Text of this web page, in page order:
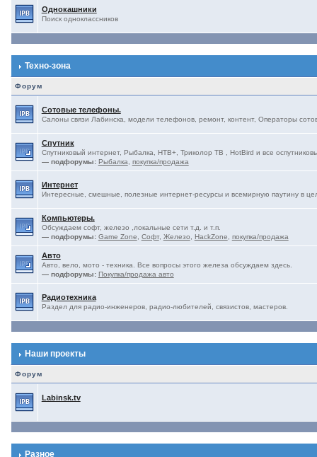
Однокашники
Поиск одноклассников
Техно-зона
Форум
Сотовые телефоны.
Салоны связи Лабинска, модели телефонов, ремонт, контент, Операторы
Спутник
Спутниковый интернет, Рыбалка, НТВ+, Триколор ТВ , HotBird и все
— подфорумы: Рыбалка покупка/продажа
Интернет
Интересные, смешные, полезные интернет-ресурсы и всемирную паутину в
Компьютеры.
Обсуждаем софт, железо ,локальные сети т.д. и т.п.
— подфорумы: Game Zone Софт, Железо HackZone покупка/продажа
Авто
Авто, вело, мото - техника. Все вопросы этого железа обсуждаем здесь.
— подфорумы: Покупка/продажа авто
Радиотехника
Раздел для радио-инженеров, радио-любителей, связистов, мастеров.
Наши проекты
Форум
Labinsk.tv
Разное